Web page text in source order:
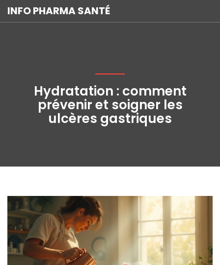
INFO PHARMA SANTÉ
Hydratation : comment
prévenir et soigner les
ulcères gastriques